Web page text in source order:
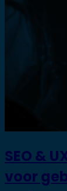
SEO &
voor